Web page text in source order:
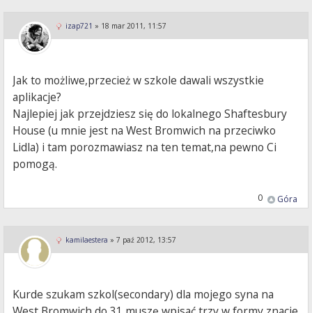
izap721 » 18 mar 2011, 11:57
Jak to możliwe,przecież w szkole dawali wszystkie
aplikacje?
Najlepiej jak przejdziesz się do lokalnego Shaftesbury
House (u mnie jest na West Bromwich na przeciwko
Lidla) i tam porozmawiasz na ten temat,na pewno Ci
pomogą.
Góra
0
kamilaestera » 7 paź 2012, 13:57
Kurde szukam szkol(secondary) dla mojego syna na